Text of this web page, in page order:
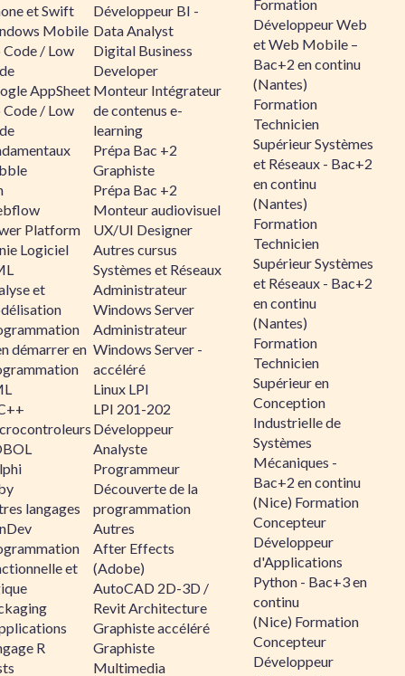
et Swift
Mobile
/ Low
AppSheet
/ Low
Platform
Logiciel
et
démarrer en
langages
et
R
Développeur BI -
Data Analyst
Digital Business
Developer
Monteur Intégrateur
de contenus e-
learning
Prépa Bac +2
Graphiste
Prépa Bac +2
Monteur audiovisuel
UX/UI Designer
Autres cursus
Systèmes et Réseaux
Administrateur
Windows Server
Administrateur
Windows Server -
accéléré
Linux LPI
LPI 201-202
Développeur
Analyste
Programmeur
Découverte de la
programmation
Autres
After Effects
(Adobe)
AutoCAD 2D-3D /
Revit Architecture
Graphiste accéléré
Graphiste
Multimedia
Formation
Développeur Web
et Web Mobile –
Bac+2 en continu
(Nantes)
Formation
Technicien
Supérieur Systèmes
et Réseaux - Bac+2
en continu
(Nantes)
Formation
Technicien
Supérieur Systèmes
et Réseaux - Bac+2
en continu
(Nantes)
Formation
Technicien
Supérieur en
Conception
Industrielle de
Systèmes
Mécaniques -
Bac+2 en continu
(Nice) Formation
Concepteur
Développeur
d'Applications
Python - Bac+3 en
continu
(Nice) Formation
Concepteur
Développeur